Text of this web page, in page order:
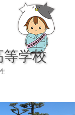
等学校